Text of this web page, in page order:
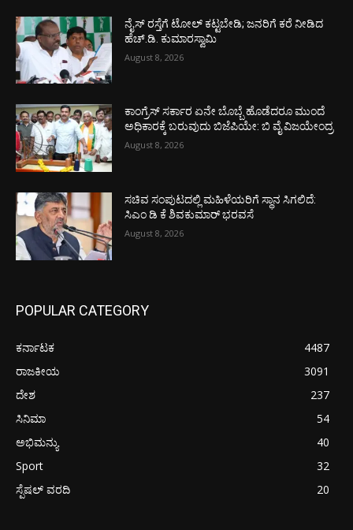
ನೈಸ್ ರಸ್ತೆಗೆ ಟೋಲ್ ಕಟ್ಟಬೇಡಿ; ಜನರಿಗೆ ಕರೆ ನೀಡಿದ
ಹೆಚ್.ಡಿ. ಕುಮಾರಸ್ವಾಮಿ
August 8, 2026
ಕಾಂಗ್ರೆಸ್ ಸರ್ಕಾರ ಏನೇ ಬೊಬ್ಬೆ ಹೊಡೆದರೂ ಮುಂದೆ
ಅಧಿಕಾರಕ್ಕೆ ಬರುವುದು ಬಿಜೆಪಿಯೇ: ಬಿ ವೈ ವಿಜಯೇಂದ್ರ
August 8, 2026
ಸಚಿವ ಸಂಪುಟದಲ್ಲಿ ಮಹಿಳೆಯರಿಗೆ ಸ್ಥಾನ ಸಿಗಲಿದೆ:
ಸಿಎಂ ಡಿ ಕೆ ಶಿವಕುಮಾರ್ ಭರವಸೆ
August 8, 2026
POPULAR CATEGORY
ಕರ್ನಾಟಕ
4487
ರಾಜಕೀಯ
3091
ದೇಶ
237
ಸಿನಿಮಾ
54
ಅಭಿಮನ್ಯು
40
Sport
32
ಸ್ಪೆಷಲ್ ವರದಿ
20